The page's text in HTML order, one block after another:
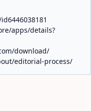
apps/details?
download/
editorial-process/